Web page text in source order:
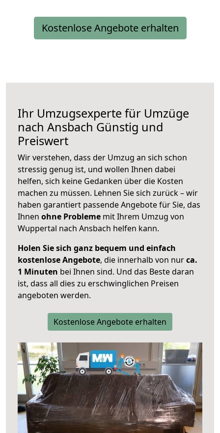
Kostenlose Angebote erhalten
Ihr Umzugsexperte für Umzüge
nach Ansbach Günstig und
Preiswert
Wir verstehen, dass der Umzug an sich schon
stressig genug ist, und wollen Ihnen dabei
helfen, sich keine Gedanken über die Kosten
machen zu müssen. Lehnen Sie sich zurück – wir
haben garantiert passende Angebote für Sie, das
Ihnen ohne Probleme mit Ihrem Umzug von
Wuppertal nach Ansbach helfen kann.
Holen Sie sich ganz bequem und einfach
kostenlose Angebote, die innerhalb von nurca.
1 Minuten bei Ihnen sind. Und das Beste daran
ist, dass all dies zu erschwinglichen Preisen
angeboten werden.
Kostenlose Angebote erhalten